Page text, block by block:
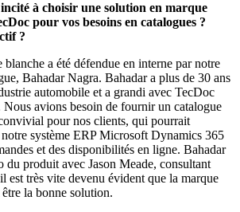
à choisir une solution en marque
pour vos besoins en catalogues ?
?
a été défendue en interne par notre
Bahadar Nagra. Bahadar a plus de 30 ans
automobile et a grandi avec TecDoc
Nous avions besoin de fournir un catalogue
pour nos clients, qui pourrait
système ERP Microsoft Dynamics 365
et des disponibilités en ligne. Bahadar
du produit avec Jason Meade, consultant
est très vite devenu évident que la marque
la bonne solution.